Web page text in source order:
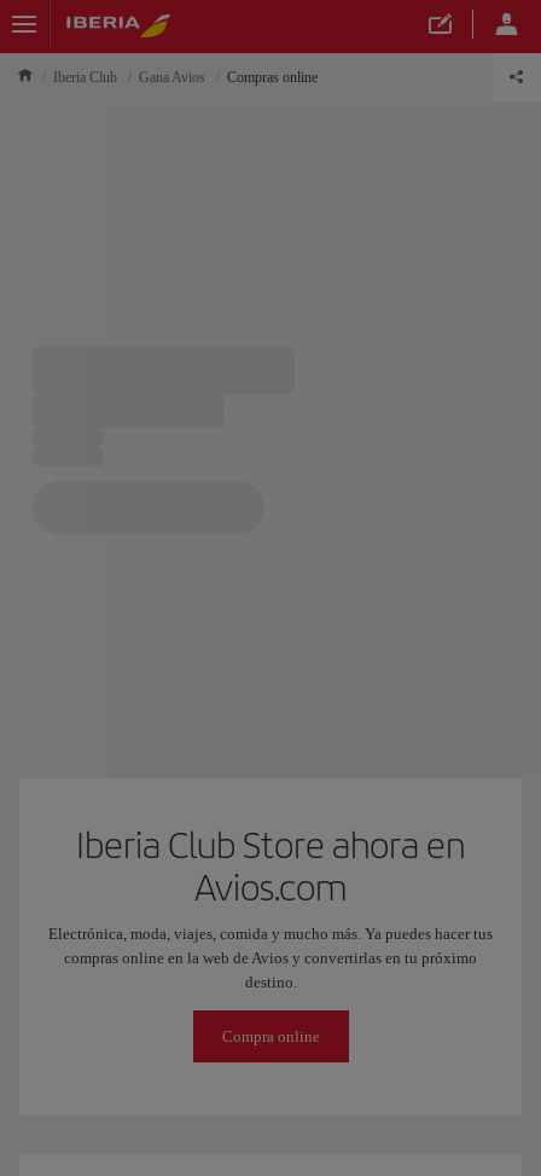
Iberia Club Gana Avios Compras online
Iberia Club Store ahora en
Avios.com
Electrónica, moda, viajes, comida y mucho más. Ya puedes hacer tus
compras online en la web de Avios y convertirlas en tu próximo
destino.
Compra online